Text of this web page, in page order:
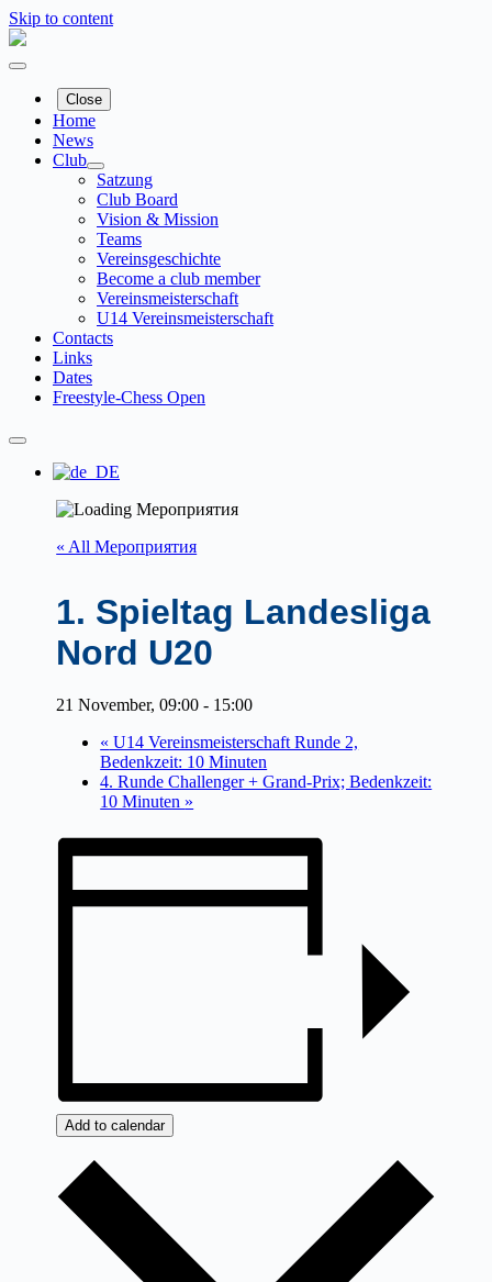
Skip to content
Close
Home
News
Club
Satzung
Club Board
Vision & Mission
Teams
Vereinsgeschichte
Become a club member
Vereinsmeisterschaft
U14 Vereinsmeisterschaft
Contacts
Links
Dates
Freestyle-Chess Open
« All Мероприятия
1. Spieltag Landesliga
Nord U20
21 November, 09:00 - 15:00
« U14 Vereinsmeisterschaft Runde 2,
Bedenkzeit: 10 Minuten
4. Runde Challenger + Grand-Prix; Bedenkzeit:
10 Minuten »
Add to calendar